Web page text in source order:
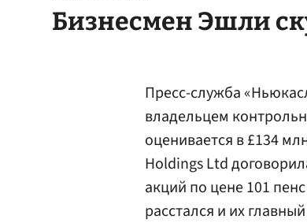
Бизнесмен Эшли
Пресс-служба
владельцем
оценивается в £134
Holdings Ltd
акций по цене 101
расстался и их